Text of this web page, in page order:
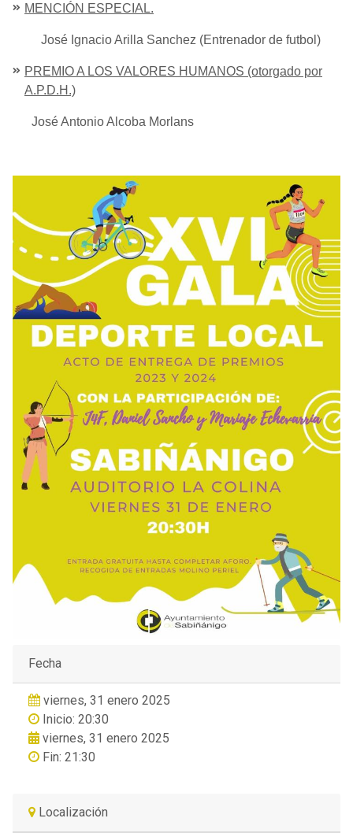
MENCIÓN ESPECIAL.
José Ignacio Arilla Sanchez (Entrenador de futbol)
PREMIO A LOS VALORES HUMANOS (otorgado por
A.P.D.H.)
José Antonio Alcoba Morlans
Fecha
viernes, 31 enero 2025
Inicio: 20:30
viernes, 31 enero 2025
Fin: 21:30
Localización